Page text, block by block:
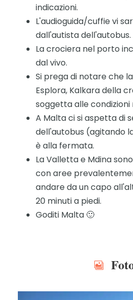
indicazioni.
L'audioguida/cuffie vi
dall'autista dell'autobus.
La crociera nel porto
dal vivo.
Si prega di notare che
Esplora, Kalkara della
soggetta alle
A Malta ci si aspetta di
dell'autobus (agitando
è alla fermata.
La Valletta e Mdina
con aree
andare da un capo
20 minuti a piedi.
Goditi Malta 🙂